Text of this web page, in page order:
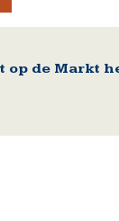
op de Markt